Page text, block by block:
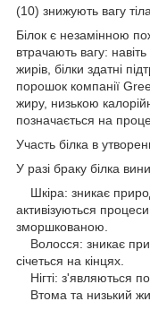
(10) знижують вагу
Білок є незамінною
втрачають вагу:
жирів, білки здатні
порошок компанії
жиру, низькою
позначається на
Участь білка в
У разі браку білка
Шкіра: зникає
активізуються
зморшкованою.
Волосся: зникає
січеться на кінцях.
Нігті: з'являються
Втома та низький